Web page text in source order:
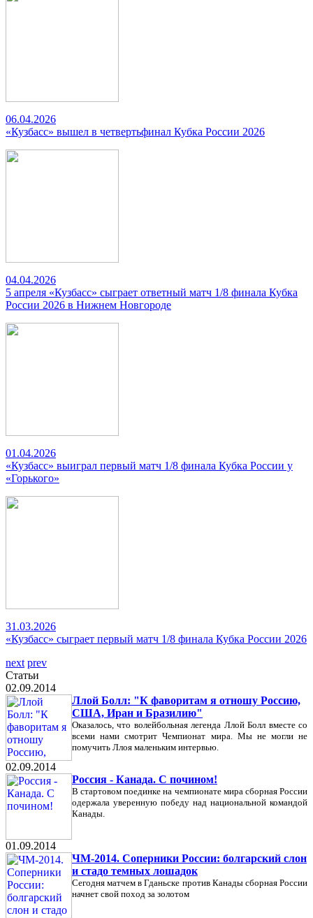
06.04.2026
«Кузбасс» вышел в четвертьфинал Кубка России 2026
04.04.2026
5 апреля «Кузбасс» сыграет ответный матч 1/8 финала Кубка
России 2026 в Нижнем Новгороде
01.04.2026
«Кузбасс» выиграл первый матч 1/8 финала Кубка России у
«Горького»
31.03.2026
«Кузбасс» сыграет первый матч 1/8 финала Кубка России 2026
next prev
Статьи
02.09.2014
Ллой Болл: "К фаворитам я отношу Россию,
США, Иран и Бразилию"
Оказалось, что волейбольная легенда Ллой Болл вместе со
всеми нами смотрит Чемпионат мира. Мы не могли не
помучить Ллоя маленьким интервью.
02.09.2014
Россия - Канада. С почином!
В стартовом поединке на чемпионате мира сборная России
одержала уверенную победу над национальной командой
Канады.
01.09.2014
ЧМ-2014. Соперники России: болгарский слон
и стадо темных лошадок
Сегодня матчем в Гданьске против Канады сборная России
начнет свой поход за золотом